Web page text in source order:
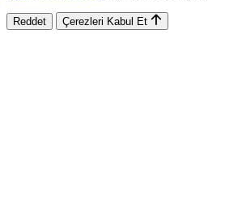
Reddet Çerezleri Kabul Et